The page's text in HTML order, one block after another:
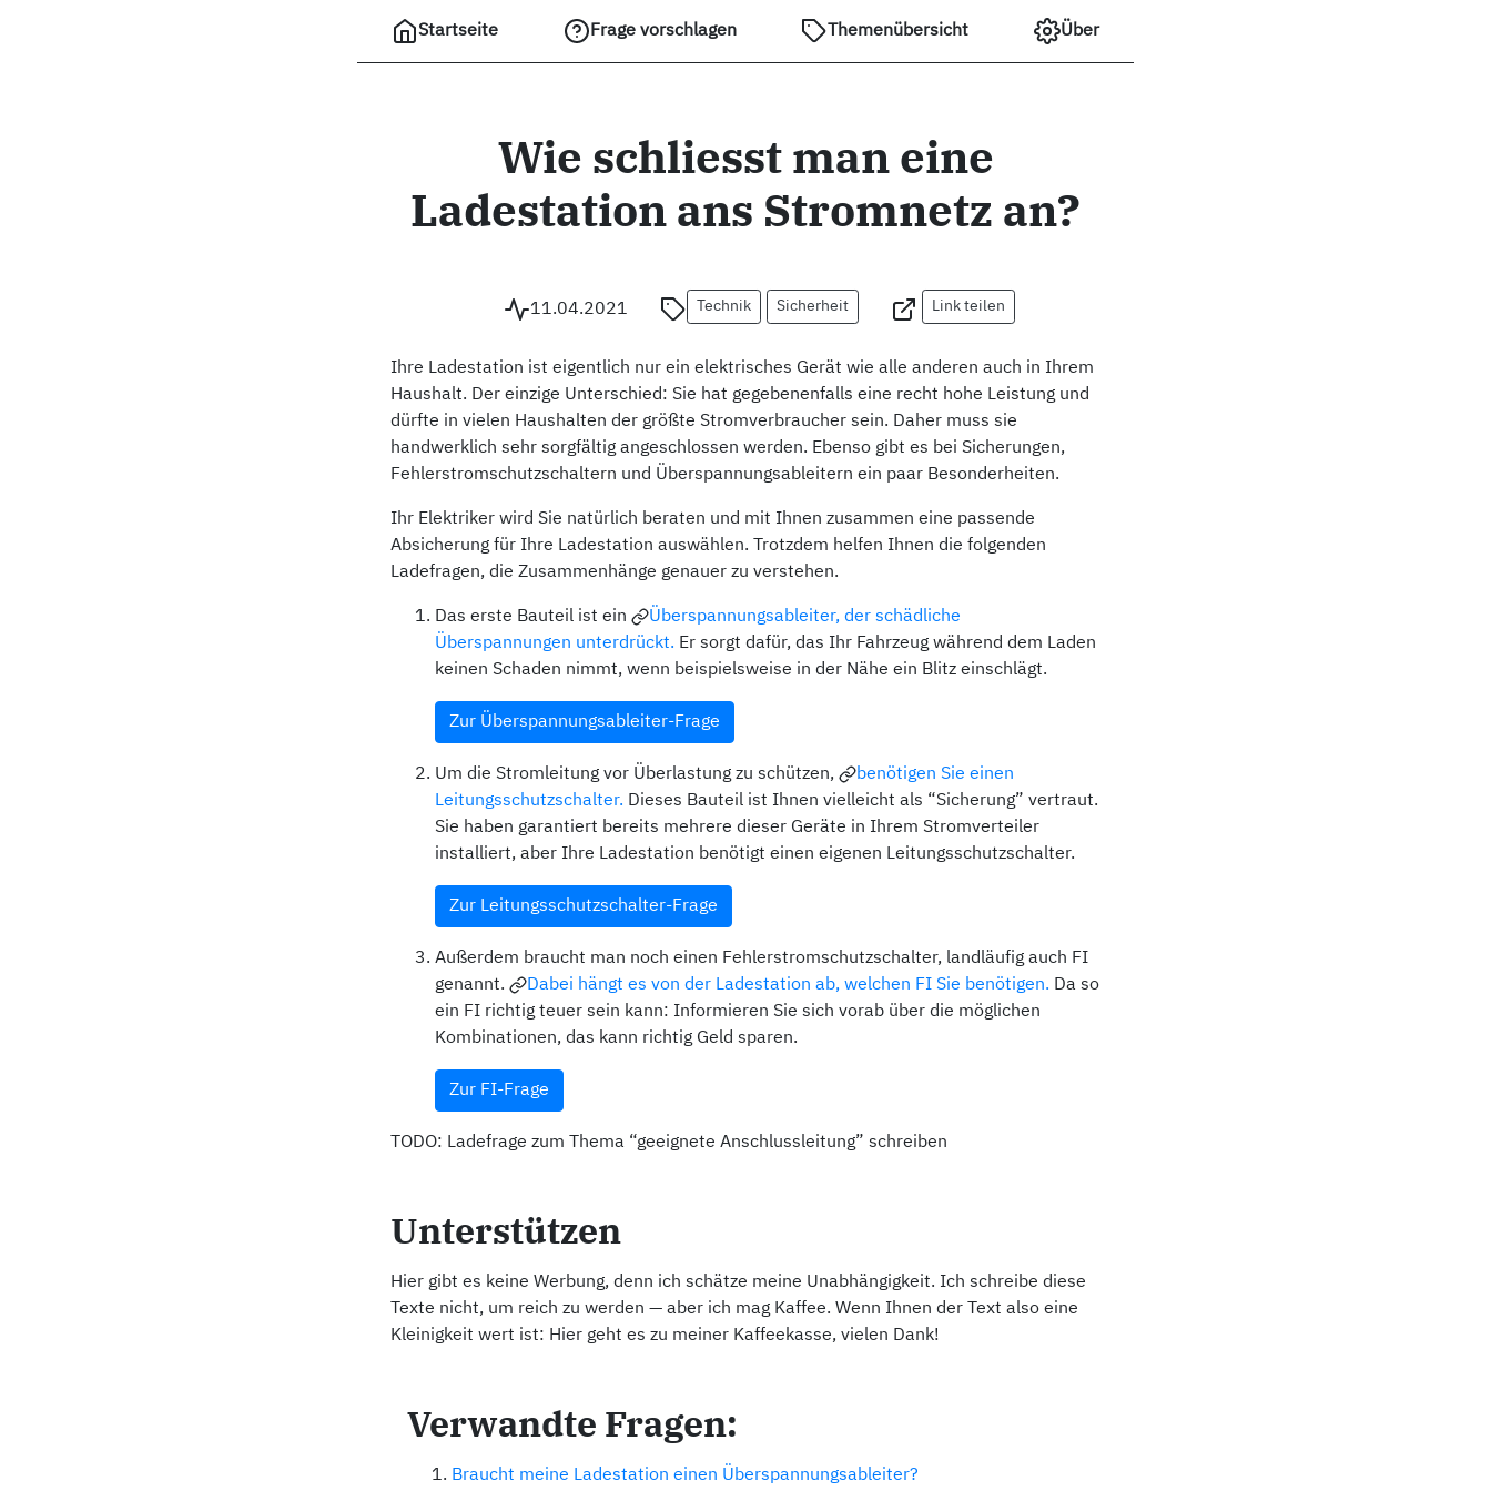
Startseite Frage vorschlagen Themenübersicht Über
Wie schliesst man eine
Ladestation ans Stromnetz an?
11.04.2021 Technik Sicherheit Link teilen
Ihre Ladestation ist eigentlich nur ein elektrisches Gerät wie alle anderen auch in Ihrem
Haushalt. Der einzige Unterschied: Sie hat gegebenenfalls eine recht hohe Leistung und
dürfte in vielen Haushalten der größte Stromverbraucher sein. Daher muss sie
handwerklich sehr sorgfältig angeschlossen werden. Ebenso gibt es bei Sicherungen,
Fehlerstromschutzschaltern und Überspannungsableitern ein paar Besonderheiten.
Ihr Elektriker wird Sie natürlich beraten und mit Ihnen zusammen eine passende
Absicherung für Ihre Ladestation auswählen. Trotzdem helfen Ihnen die folgenden
Ladefragen, die Zusammenhänge genauer zu verstehen.
Das erste Bauteil ist ein
Überspannungsableiter, der schädliche
Überspannungen unterdrückt. Er sorgt dafür, das Ihr Fahrzeug während dem Laden
keinen Schaden nimmt, wenn beispielsweise in der Nähe ein Blitz einschlägt.
Zur Überspannungsableiter-Frage
Um die Stromleitung vor Überlastung zu schützen,
benötigen Sie einen
Leitungsschutzschalter. Dieses Bauteil ist Ihnen vielleicht als “Sicherung” vertraut.
Sie haben garantiert bereits mehrere dieser Geräte in Ihrem Stromverteiler
installiert, aber Ihre Ladestation benötigt einen eigenen Leitungsschutzschalter.
Zur Leitungsschutzschalter-Frage
Außerdem braucht man noch einen Fehlerstromschutzschalter, landläufig auch FI
genannt.
Dabei hängt es von der Ladestation ab, welchen FI Sie benötigen. Da so
ein FI richtig teuer sein kann: Informieren Sie sich vorab über die möglichen
Kombinationen, das kann richtig Geld sparen.
Zur FI-Frage
TODO: Ladefrage zum Thema “geeignete Anschlussleitung” schreiben
Unterstützen
Hier gibt es keine Werbung, denn ich schätze meine Unabhängigkeit. Ich schreibe diese
Texte nicht, um reich zu werden — aber ich mag Kaffee. Wenn Ihnen der Text also eine
Kleinigkeit wert ist: Hier geht es zu meiner Kaffeekasse, vielen Dank!
Verwandte Fragen:
Braucht meine Ladestation einen Überspannungsableiter?